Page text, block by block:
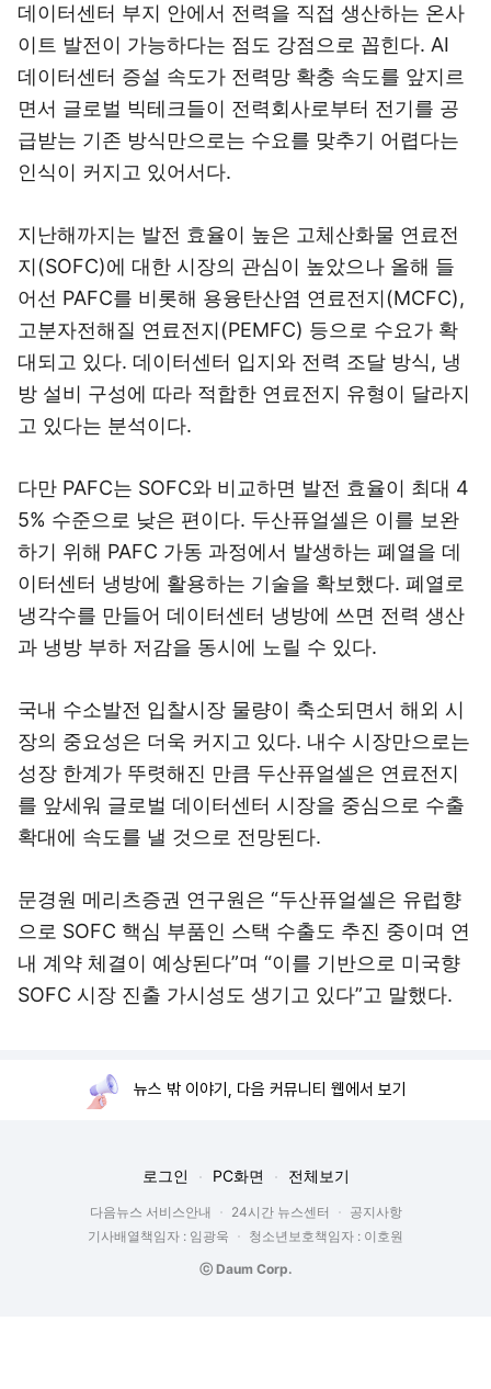
데이터센터 부지 안에서 전력을 직접 생산하는 온사
이트 발전이 가능하다는 점도 강점으로 꼽힌다. AI
데이터센터 증설 속도가 전력망 확충 속도를 앞지르
면서 글로벌 빅테크들이 전력회사로부터 전기를 공
급받는 기존 방식만으로는 수요를 맞추기 어렵다는
인식이 커지고 있어서다.
지난해까지는 발전 효율이 높은 고체산화물 연료전
지(SOFC)에 대한 시장의 관심이 높았으나 올해 들
어선 PAFC를 비롯해 용융탄산염 연료전지(MCFC),
고분자전해질 연료전지(PEMFC) 등으로 수요가 확
대되고 있다. 데이터센터 입지와 전력 조달 방식, 냉
방 설비 구성에 따라 적합한 연료전지 유형이 달라지
고 있다는 분석이다.
다만 PAFC는 SOFC와 비교하면 발전 효율이 최대 4
5% 수준으로 낮은 편이다. 두산퓨얼셀은 이를 보완
하기 위해 PAFC 가동 과정에서 발생하는 폐열을 데
이터센터 냉방에 활용하는 기술을 확보했다. 폐열로
냉각수를 만들어 데이터센터 냉방에 쓰면 전력 생산
과 냉방 부하 저감을 동시에 노릴 수 있다.
국내 수소발전 입찰시장 물량이 축소되면서 해외 시
장의 중요성은 더욱 커지고 있다. 내수 시장만으로는
성장 한계가 뚜렷해진 만큼 두산퓨얼셀은 연료전지
를 앞세워 글로벌 데이터센터 시장을 중심으로 수출
확대에 속도를 낼 것으로 전망된다.
문경원 메리츠증권 연구원은 “두산퓨얼셀은 유럽향
으로 SOFC 핵심 부품인 스택 수출도 추진 중이며 연
내 계약 체결이 예상된다”며 “이를 기반으로 미국향
SOFC 시장 진출 가시성도 생기고 있다”고 말했다.
뉴스 밖 이야기, 다음 커뮤니티 웹에서 보기
로그인 PC화면 전체보기
다음뉴스 서비스안내 24시간 뉴스센터
공지사항
기사배열책임자 : 임광욱
청소년보호책임자 : 이호원
ⓒ Daum Corp.